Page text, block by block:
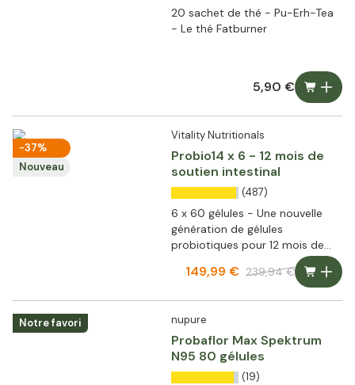
20 sachet de thé - Pu-Erh-Tea
- Le thé Fatburner
5,90 €
-37%
Nouveau
Vitality Nutritionals
Probio14 x 6 - 12 mois de
soutien intestinal
(487)
6 x 60 gélules - Une nouvelle
génération de gélules
probiotiques pour 12 mois de
soutien de la flore intestinale
149,99 € 239,94 €
Notre favori nupure
Probaflor Max Spektrum
N95 80 gélules
(19)